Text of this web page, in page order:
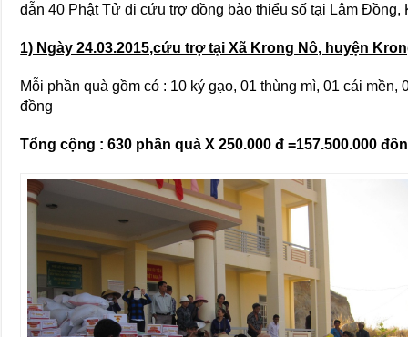
dẫn 40 Phật Tử đi cứu trợ đồng bào thiểu số tại Lâm Đồng,
1) Ngày 24.03.2015,cứu trợ tại Xã Krong Nô, huyện
Mỗi phần quà gồm có : 10 ký gạo, 01 thùng mì, 01 cái mền,
đồng
Tổng cộng : 630 phần quà X 250.000 đ =157.500.000